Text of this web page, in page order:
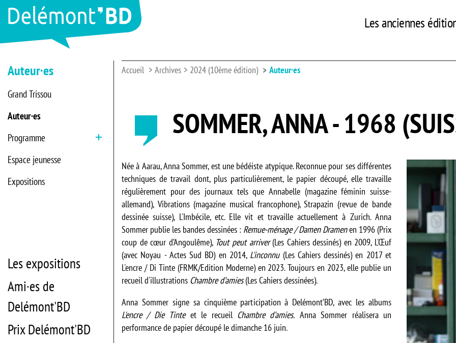
Les anciennes
Auteur·es
Grand Trissou
Auteur·es
Programme
Ouvrir
Espace jeunesse
Expositions
Les expositions
Ami·es de
Delémont'BD
Prix Delémont'BD
Accueil Archives 2024 (10ème édition) Auteur·es
SOMMER, ANNA - 1968
Née à Aarau, Anna Sommer, est une bédéiste atypique. Reconnue pour ses différentes
techniques de travail dont, plus particulièrement, le papier découpé, elle travaille
régulièrement pour des journaux tels que Annabelle (magazine féminin suisse-
allemand), Vibrations (magazine musical francophone), Strapazin (revue de bande
dessinée suisse), L'Imbécile, etc. Elle vit et travaille actuellement à Zurich. Anna
Sommer publie les bandes dessinées : Remue-ménage / Damen Dramenen 1996 (Prix
coup de cœur d’Angoulême), Tout peut arriver(Les Cahiers dessinés) en 2009, L'Œuf
(avec Noyau - Actes Sud BD) en 2014, L'inconnu(Les Cahiers dessinés) en 2017 et
L'encre / Di Tinte (FRMK/Edition Moderne) en 2023. Toujours en 2023, elle publie un
recueil d'illustrations Chambre d’amies(Les Cahiers dessinées).
Anna Sommer signe sa cinquième participation à Delémont’BD, avec les albums
L'encre / Die Tinteet le recueil Chambre d’amies. Anna Sommer réalisera un
performance de papier découpé le dimanche 16 juin.